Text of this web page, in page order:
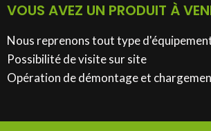
VOUS AVEZ UN PRODUIT À
Nous reprenons tout type
Possibilité de visite sur site
Opération de démontage et